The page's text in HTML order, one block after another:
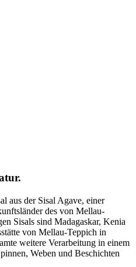
aus der Sisal Agave, einer
des von Mellau-
Sisals sind Madagaskar, Kenia
von Mellau-Teppich in
weitere Verarbeitung in einem
Weben und Beschichten